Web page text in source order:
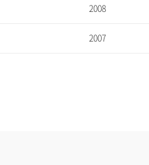
2008
2007